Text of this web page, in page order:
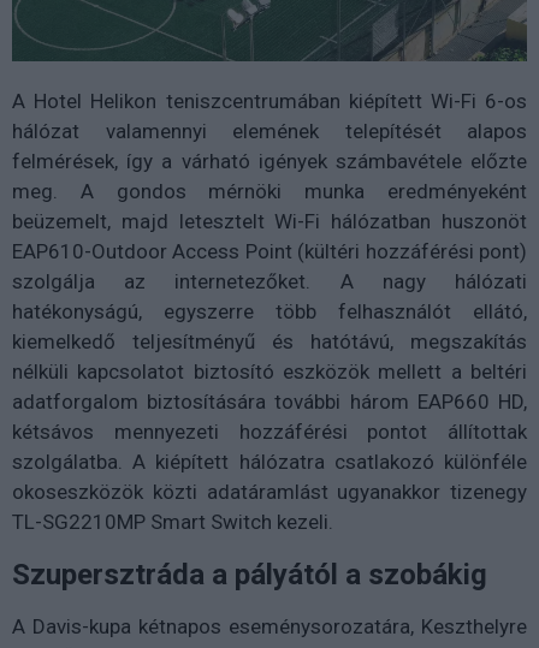
A Hotel Helikon teniszcentrumában kiépített Wi-Fi 6-os
hálózat valamennyi elemének telepítését alapos
felmérések, így a várható igények számbavétele előzte
meg. A gondos mérnöki munka eredményeként
beüzemelt, majd letesztelt Wi-Fi hálózatban huszonöt
EAP610-Outdoor Access Point (kültéri hozzáférési pont)
szolgálja az internetezőket. A nagy hálózati
hatékonyságú, egyszerre több felhasználót ellátó,
kiemelkedő teljesítményű és hatótávú, megszakítás
nélküli kapcsolatot biztosító eszközök mellett a beltéri
adatforgalom biztosítására további három EAP660 HD,
kétsávos mennyezeti hozzáférési pontot állítottak
szolgálatba. A kiépített hálózatra csatlakozó különféle
okoseszközök közti adatáramlást ugyanakkor tizenegy
TL-SG2210MP Smart Switch kezeli.
Szupersztráda a pályától a szobákig
A Davis-kupa kétnapos eseménysorozatára, Keszthelyre